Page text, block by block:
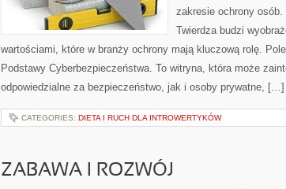
zakresie ochrony
Twierdza budzi
wartościami, które w branży ochrony mają kluczową rolę.
Podstawy Cyberbezpieczeństwa. To witryna, która może
odpowiedzialne za bezpieczeństwo, jak i osoby prywatne, […]
CATEGORIES: DIETA I RUCH DLA INTROWERTYKÓW
ZABAWA I ROZWÓJ